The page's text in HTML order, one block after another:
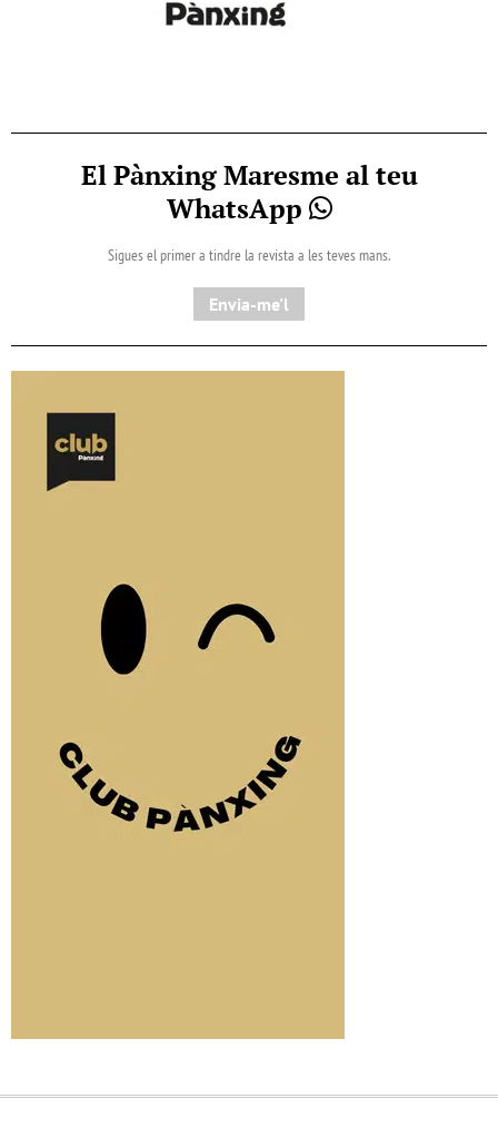
El Pànxing Maresme al teu
WhatsApp
Sigues el primer a tindre la revista a les teves mans.
Envia-me'l